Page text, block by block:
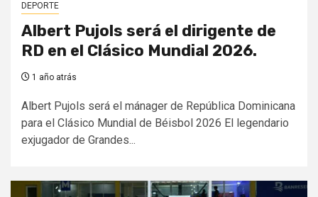
DEPORTE
Albert Pujols será el dirigente de
RD en el Clásico Mundial 2026.
1 año atrás
Albert Pujols será el mánager de República Dominicana
para el Clásico Mundial de Béisbol 2026 El legendario
exjugador de Grandes...